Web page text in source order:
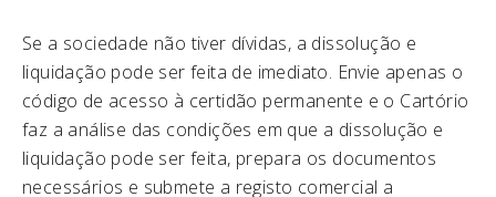
Se a sociedade não tiver dívidas, a dissolução e
liquidação pode ser feita de imediato. Envie apenas o
código de acesso à certidão permanente e o Cartório
faz a análise das condições em que a dissolução e
liquidação pode ser feita, prepara os documentos
necessários e submete a registo comercial a